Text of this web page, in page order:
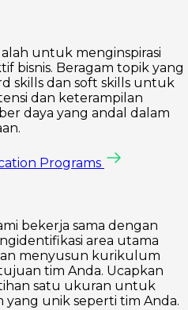
untuk menginspirasi
bisnis. Beragam topik yang
skills dan soft skills untuk
dan keterampilan
daya yang andal dalam
Programs
bekerja sama dengan
area utama
menyusun kurikulum
tim Anda. Ucapkan
satu ukuran untuk
unik seperti tim Anda.